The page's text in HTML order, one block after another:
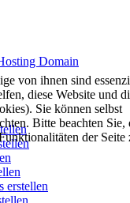
erstellen
von ihnen sind
diese Website und
Sie können selbst
Bitte beachten Sie,
der Seite